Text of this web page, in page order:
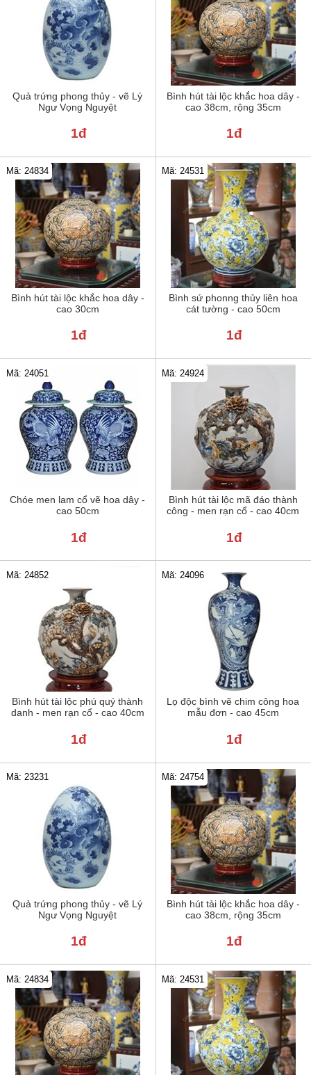
Quả trứng phong thủy - vẽ Lý
Ngư Vọng Nguyệt
1đ
Bình hút tài lộc khắc hoa dây -
cao 38cm, rộng 35cm
1đ
Bình hút tài lộc khắc hoa dây -
cao 30cm
Mã: 24834
1đ
Bình sứ phonng thủy liên hoa
cát tường - cao 50cm
Mã: 24531
1đ
Chóe men lam cổ vẽ hoa dây -
cao 50cm
Mã: 24051
1đ
Bình hút tài lộc mã đáo thành
công - men rạn cổ - cao 40cm
Mã: 24924
1đ
Bình hút tài lộc phú quý thành
danh - men rạn cổ - cao 40cm
Mã: 24852
1đ
Lọ độc bình vẽ chim công hoa
mẫu đơn - cao 45cm
Mã: 24096
1đ
Quả trứng phong thủy - vẽ Lý
Ngư Vọng Nguyệt
Mã: 23231
1đ
Bình hút tài lộc khắc hoa dây -
cao 38cm, rộng 35cm
Mã: 24754
1đ
Mã: 24834 Mã: 24531